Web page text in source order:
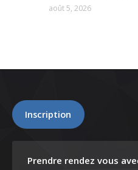
août 5, 2026
Inscription
Prendre rendez vous